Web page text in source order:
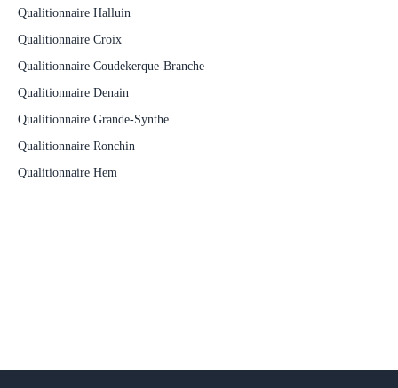
Qualitionnaire Halluin
Qualitionnaire Croix
Qualitionnaire Coudekerque-Branche
Qualitionnaire Denain
Qualitionnaire Grande-Synthe
Qualitionnaire Ronchin
Qualitionnaire Hem